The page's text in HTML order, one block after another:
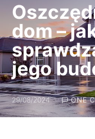
dom –
jego
29/08/2024 ONE